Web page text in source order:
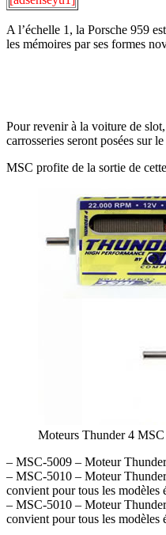
A l’échelle 1, la Porsche 959
les mémoires par ses formes
Pour revenir à la voiture de
carrosseries seront posées sur
MSC profite de la sortie de
Moteurs Thunder 4 MSC
– MSC-5009 – Moteur
– MSC-5010 – Moteur
convient pour tous les
– MSC-5010 – Moteur
convient pour tous les